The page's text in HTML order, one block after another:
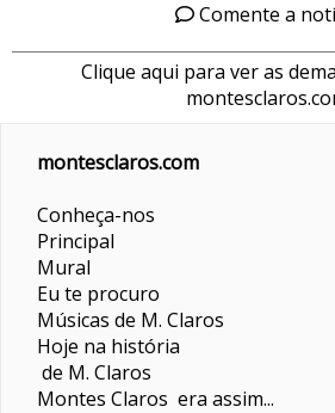
Comente a
Clique aqui para ver as
montesclaros.com
Conheça-nos
Principal
Mural
Eu te procuro
Músicas de M. Claros
Hoje na história
de M. Claros
Montes Claros era assim...